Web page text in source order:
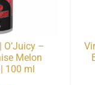
O’Juicy –
Melon
100 ml